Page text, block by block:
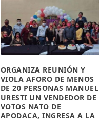
ORGANIZA REUNIÓN Y
VIOLA AFORO DE MENOS
DE 20 PERSONAS MANUEL
URESTI UN VENDEDOR DE
VOTOS NATO DE
APODACA, INGRESA A LA